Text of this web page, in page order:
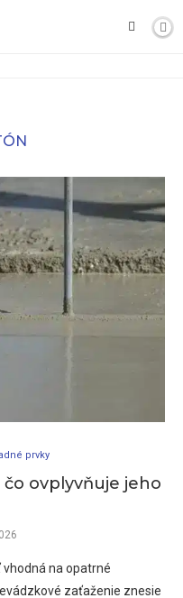
prvky
ovplyvňuje jeho
na opatrné
zaťaženie znesie